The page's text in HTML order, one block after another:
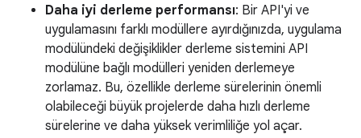
Daha iyi derleme performansı: Bir API'yi ve
uygulamasını farklı modüllere ayırdığınızda, uygulama
modülündeki değişiklikler derleme sistemini API
modülüne bağlı modülleri yeniden derlemeye
zorlamaz. Bu, özellikle derleme sürelerinin önemli
olabileceği büyük projelerde daha hızlı derleme
sürelerine ve daha yüksek verimliliğe yol açar.